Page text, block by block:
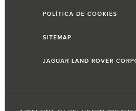
POLÍTICA DE COOKIES
SITEMAP
JAGUAR LAND ROVER